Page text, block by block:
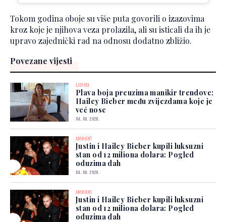
Tokom godina oboje su više puta govorili o izazovima
kroz koje je njihova veza prolazila, ali su isticali da ih je
upravo zajednički rad na odnosu dodatno zbližio.
Povezane vijesti
LJEPOTA
Plava boja preuzima manikir trendove:
Hailey Bieber među zvijezdama koje je
već nose
04. 08. 2026.
AMBIJENT
Justin i Hailey Bieber kupili luksuzni
stan od 12 miliona dolara: Pogled
oduzima dah
04. 08. 2026.
AMBIJENT
Justin i Hailey Bieber kupili luksuzni
stan od 12 miliona dolara: Pogled
oduzima dah